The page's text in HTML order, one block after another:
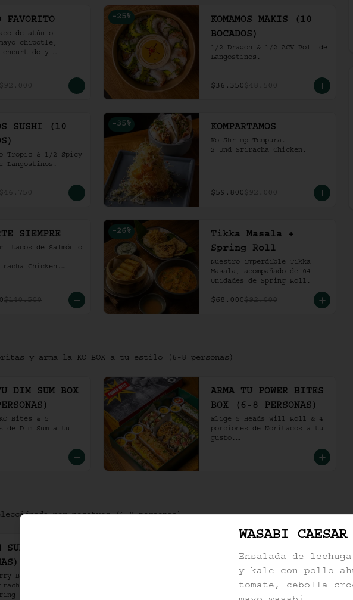
FAVORITO
de atún o
chipotle,
encurtido y
y mayo picante en
-25 %
KOMAMOS MAKIS (10
BOCADOS)
1/2 Dragon & 1/2 ACV Roll de
Langostinos.
$36.350$48.500
SUSHI (10
Tropic & 1/2 Spicy
Langostinos.
-35 % KOMPARTAMOS
Ko Shrimp Tempura.
2 Und Sriracha Chicken.
$59.800$92.000
SIEMPRE
tacos de Salmón o
Chicken.
$140.500
-26 %
Tikka Masala +
Spring Roll
Nuestro imperdible Tikka
Masala, acompañado de 04
Unidades de Spring Roll.
$68.000$92.000
y arma la KO BOX a tu estilo (6-8 personas)
DIM SUM BOX
Bites & 5
de Dim Sum a tu
ARMA TU POWER BITES
BOX (6-8 PERSONAS)
Elige 5 Heads Will Roll & 4
porciones de Noritacos a tu
gusto.
por nosotros (6-8 personas)
SUM BOX (6-8
Beef Samosa.
Chicken.
Roll.
Buddha Vegan.
Sake Passion.
WASABI CAESAR
Ensalada de lechuga
y kale con pollo
tomate, cebolla